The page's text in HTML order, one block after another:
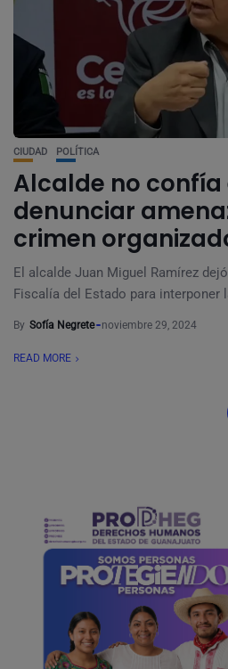
CIUDAD POLÍTICA
Alcalde no confía
denunciar
crimen
El alcalde Juan Miguel Ramírez
Fiscalía del Estado para interponer
By Sofía Negrete noviembre 29, 2024
READ MORE